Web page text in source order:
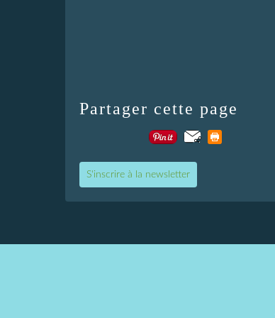
Partager cette page
S'inscrire à la newsletter